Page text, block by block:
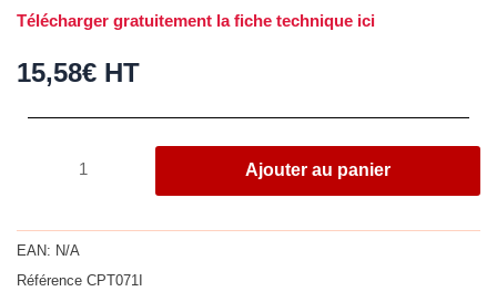
Télécharger gratuitement la fiche technique ici
15,58€ HT
tube
90°,
Ajouter au panier
EAN: N/A
Référence CPT071I